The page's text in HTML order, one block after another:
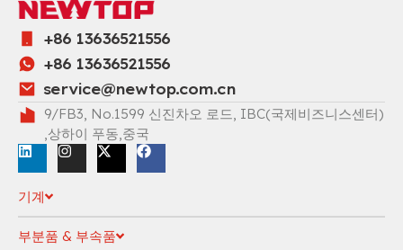
+86 13636521556
+86 13636521556
service@newtop.com.cn
9/FB3, No.1599 신진차오 로드, IBC(국제비즈니스센터)
,상하이 푸동,중국
기계
부분품 & 부속품